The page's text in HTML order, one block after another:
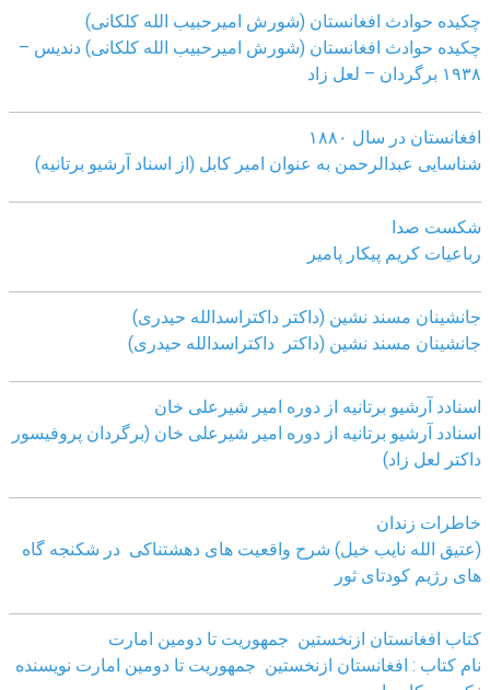
چکیده حوادث افغانستان (شورش امیرحبیب الله کلکانی)
چکیده حوادث افغانستان (شورش امیرحبیب الله کلکانی) دندیس –
١٩٣٨ برگردان – لعل زاد
افغانستان در سال ۱۸۸۰
شناسایی عبدالرحمن به عنوان امیر کابل (از اسناد آرشیو برتانیه)
شکست صدا
رباعیات کریم پیکار پامیر
جانشینان مسند نشین (داکتر داکتراسدالله حیدری)
جانشینان مسند نشین (داکتر داکتراسدالله حیدری)
اسنادد آرشیو برتانیه از دوره امیر شیرعلی خان
اسنادد آرشیو برتانیه از دوره امیر شیرعلی خان (برگردان پروفیسور
داکتر لعل زاد)
خاطرات زندان
(عتیق الله نایب خیل) شرح واقعیت های دهشتناکی در شکنجه گاه
های رژیم کودتای ثور
کتاب افغانستان ازنخستین جمهوریت تا دومین امارت
نام کتاب : افغانستان ازنخستین جمهوریت تا دومین امارت نویسنده